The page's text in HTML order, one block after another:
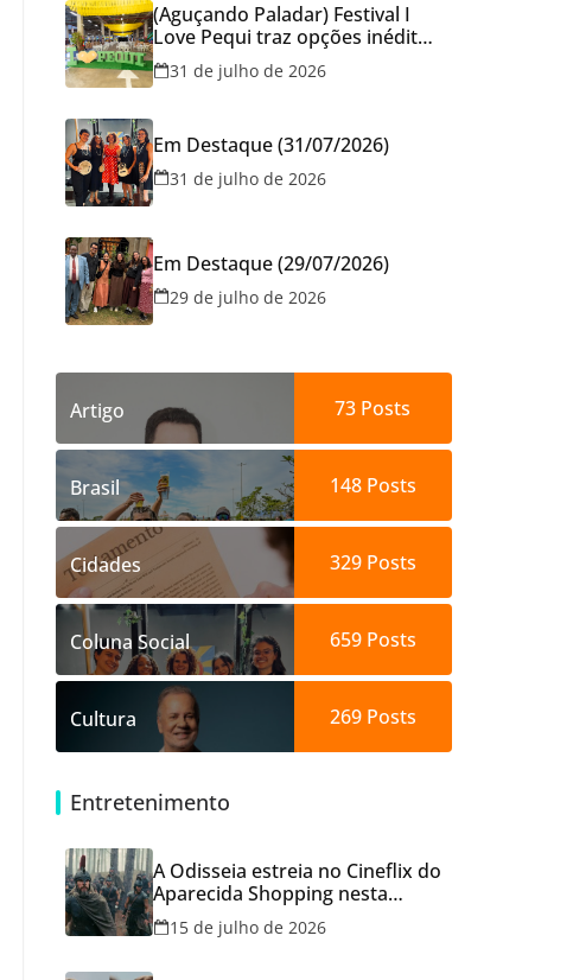
(Aguçando Paladar) Festival I
Love Pequi traz opções inéditas
de pratos e atrações gratuitas
no fim de semana dos Pais em
31 de julho de 2026
Em Destaque (31/07/2026)
31 de julho de 2026
Em Destaque (29/07/2026)
29 de julho de 2026
Artigo 73 Posts
Brasil 148Posts
Cidades 329Posts
Coluna Social 659Posts
Cultura 269Posts
Entretenimento
A Odisseia estreia no Cineflix do
Aparecida Shopping nesta
quinta, 16
15 de julho de 2026